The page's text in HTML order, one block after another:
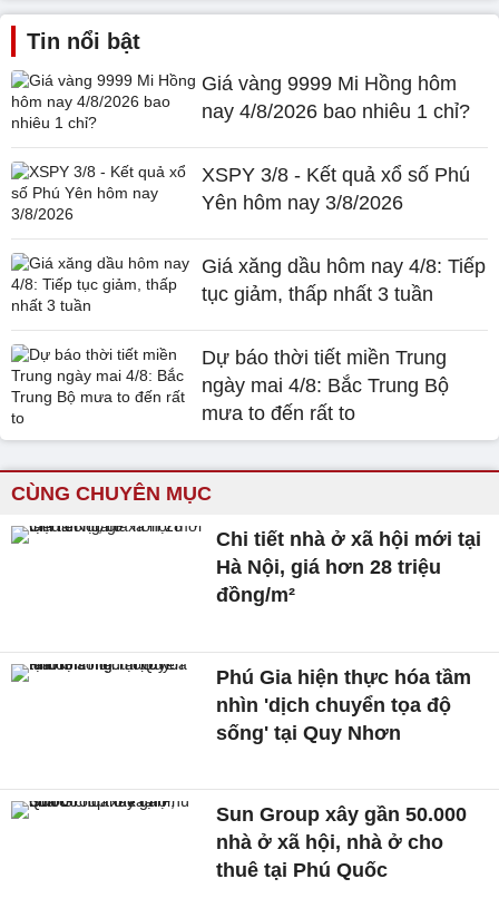
Tin nổi bật
Giá vàng 9999 Mi Hồng hôm
nay 4/8/2026 bao nhiêu 1 chỉ?
XSPY 3/8 - Kết quả xổ số Phú
Yên hôm nay 3/8/2026
Giá xăng dầu hôm nay 4/8: Tiếp
tục giảm, thấp nhất 3 tuần
Dự báo thời tiết miền Trung
ngày mai 4/8: Bắc Trung Bộ
mưa to đến rất to
CÙNG CHUYÊN MỤC
Chi tiết nhà ở xã hội mới tại
Hà Nội, giá hơn 28 triệu
đồng/m²
Phú Gia hiện thực hóa tầm
nhìn 'dịch chuyển tọa độ
sống' tại Quy Nhơn
Sun Group xây gần 50.000
nhà ở xã hội, nhà ở cho
thuê tại Phú Quốc